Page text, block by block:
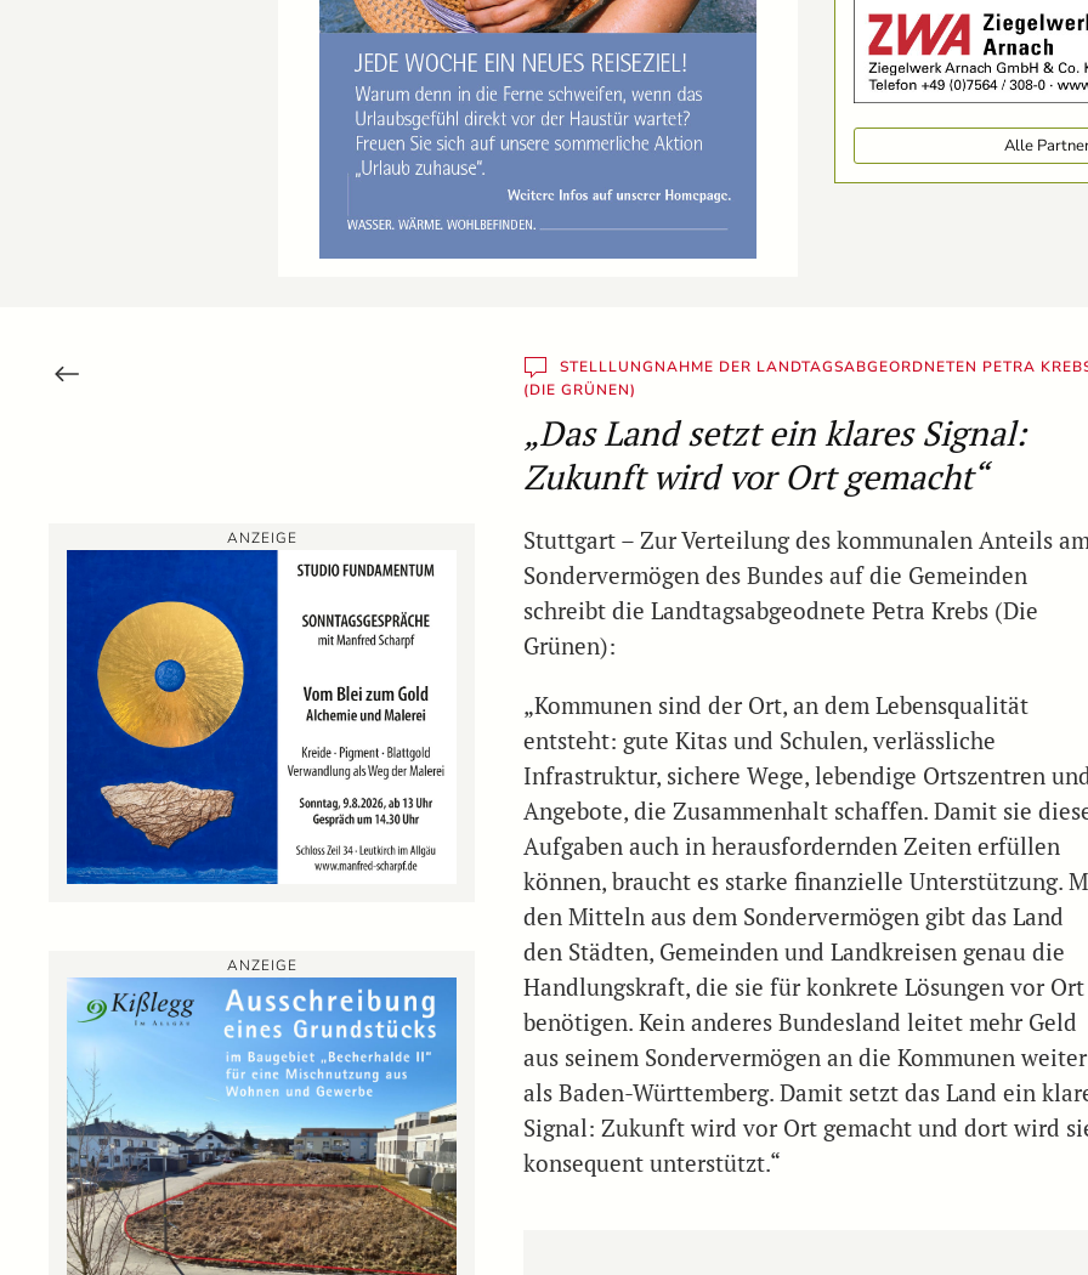
Alle
STELLLUNGNAHME DER LANDTAGSABGEORDNETEN PETRA
(DIE GRÜNEN)
„Das Land setzt ein klares Signal:
Zukunft wird vor Ort gemacht“
ANZEIGE
ANZEIGE
Stuttgart – Zur Verteilung des kommunalen Anteils
Sondervermögen des Bundes auf die Gemeinden
schreibt die Landtagsabgeodnete Petra Krebs (Die
Grünen):
„Kommunen sind der Ort, an dem Lebensqualität
entsteht: gute Kitas und Schulen, verlässliche
Infrastruktur, sichere Wege, lebendige Ortszentren
Angebote, die Zusammenhalt schaffen. Damit sie
Aufgaben auch in herausfordernden Zeiten erfüllen
können, braucht es starke finanzielle Unterstützung.
den Mitteln aus dem Sondervermögen gibt das Land
den Städten, Gemeinden und Landkreisen genau die
Handlungskraft, die sie für konkrete Lösungen vor Ort
benötigen. Kein anderes Bundesland leitet mehr Geld
aus seinem Sondervermögen an die Kommunen weiter
als Baden-Württemberg. Damit setzt das Land ein
Signal: Zukunft wird vor Ort gemacht und dort wird
konsequent unterstützt.“